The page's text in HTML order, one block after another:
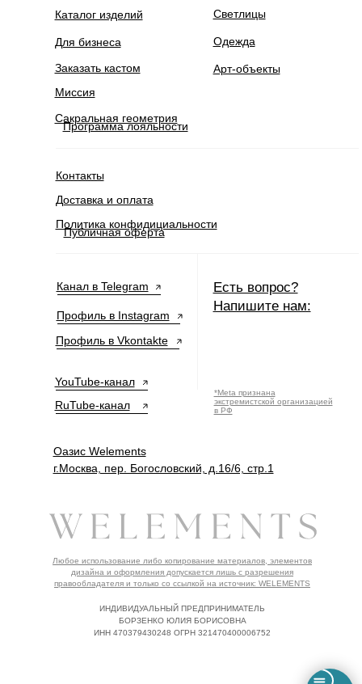
Каталог изделий
ИНДИВИДУАЛЬНЫЙ ПРЕДПРИНИМАТЕЛЬ
БОРЗЕНКО ЮЛИЯ БОРИСОВНА
ИНН 470379430248 ОГРН 321470400006752
Оазис Welements
г.Москва, пер. Богословский, д.16/6, стр.1
Для бизнеса
Сакральная геометрия
Программа лояльности
Одежда
Политика конфидициальности
Публичная оферта
Доставка и оплата
Миссия
Арт-объекты
Заказать кастом
Контакты
Профиль в Instagram
Профиль в Vkontakte
*Meta признана
экстремистской организацией
в РФ
Любое использование либо копирование материалов, элементов
дизайна и оформления допускается лишь с разрешения
правообладателя и только со ссылкой на источник: WELEMENTS
Есть вопрос?
Напишите нам:
Канал в Telegram
RuTube-канал
YouTube-канал
Светлицы